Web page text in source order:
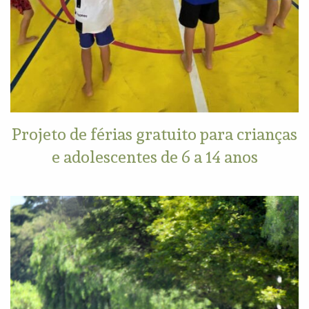
Projeto de férias gratuito para crianças
e adolescentes de 6 a 14 anos